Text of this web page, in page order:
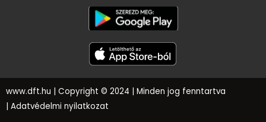
www.dft.hu | Copyright © 2024 | Minden jog fenntartva
| Adatvédelmi nyilatkozat